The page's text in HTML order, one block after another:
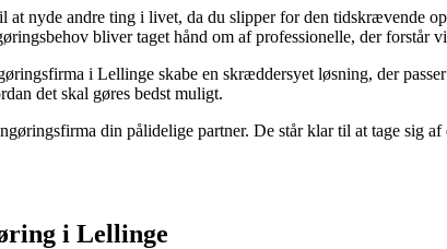
nyde andre ting i livet, da du slipper for den tidskrævende
bliver taget hånd om af professionelle, der forstår
i Lellinge skabe en skræddersyet løsning, der
det skal gøres bedst muligt.
din pålidelige partner. De står klar til at tage sig
i Lellinge